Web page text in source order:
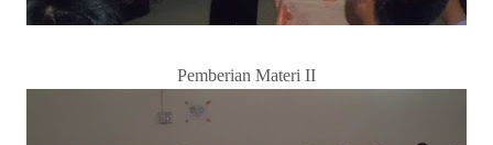
Pemberian Materi II